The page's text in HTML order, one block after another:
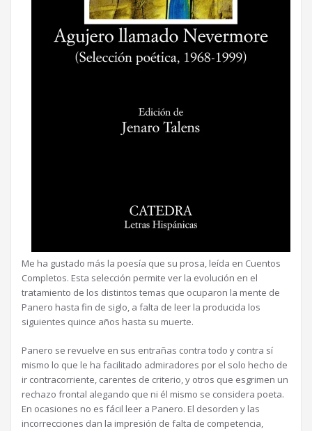
Me ha gustado más la poesía que su prosa, leída en Cuentos
Completos. Esta selección permite ver la evolución en el
tratamiento de los distintos temas que ocuparon la mente de
Panero hasta fin de siglo, a falta de leer la producida los
siguientes quince años hasta su muerte.
Panero se revuelve en sus entrañas contra todo y contra sí
mismo lo que le ha facilitado admiradores por el solo hecho de
ir contracorriente, carentes de criterio, y otros que esgrimen un
rechazo frontal alegando que ni él mismo se considera poeta.
En ocasiones no es fácil leer a Panero. El desorden y las
incorrecciones dan la impresión de falta de competencia,